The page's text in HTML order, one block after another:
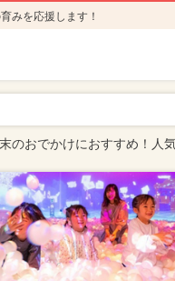
みを応援します！
のおでかけにおすすめ！人